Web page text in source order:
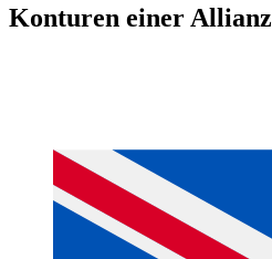
Konturen einer